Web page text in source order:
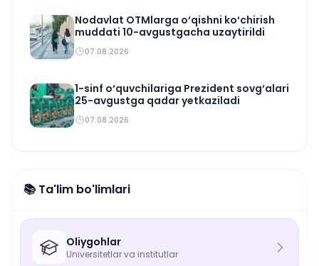
Nodavlat OTMlarga o‘qishni ko‘chirish
muddati 10-avgustgacha uzaytirildi
07.08.2026
1-sinf o‘quvchilariga Prezident sovg‘alari
25-avgustga qadar yetkaziladi
07.08.2026
📚 Ta'lim bo'limlari
Oliygohlar
Universitetlar va institutlar